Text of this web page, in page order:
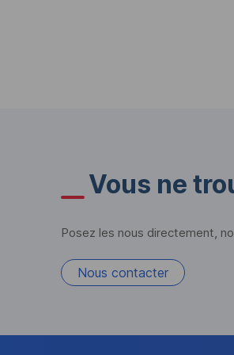
Vous ne
Posez les nous directement,
Nous contacter